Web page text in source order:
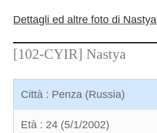
Dettagli ed altre foto di Nastya
[102-CYIR]Nastya
Città : Penza (Russia)
Età : 24 (5/1/2002)